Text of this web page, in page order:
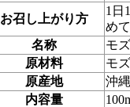
お召し上がり方
1日
め
名称
モ
原材料
モ
原産地
沖
内容量